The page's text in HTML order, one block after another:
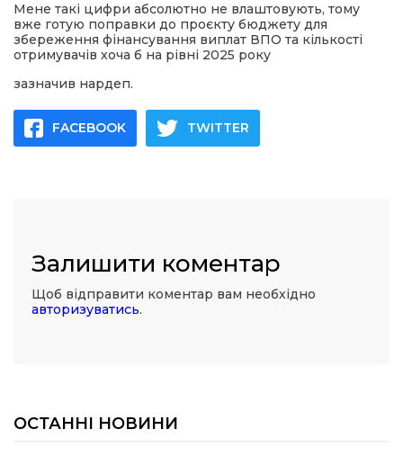
Мене такі цифри абсолютно не влаштовують, тому
вже готую поправки до проєкту бюджету для
збереження фінансування виплат ВПО та кількості
отримувачів хоча б на рівні 2025 року
зазначив нардеп.
FACEBOOK TWITTER
Залишити коментар
Щоб відправити коментар вам необхідно
авторизуватись.
ОСТАННІ НОВИНИ